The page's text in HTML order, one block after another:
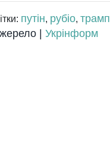
путін, рубіо, трамп
| Укрінформ